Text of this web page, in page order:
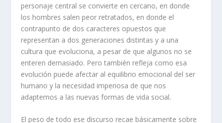
personaje central se convierte en cercano, en donde
los hombres salen peor retratados, en donde el
contrapunto de dos caracteres opuestos que
representan a dos generaciones distintas y a una
cultura que evoluciona, a pesar de que algunos no se
enteren demasiado. Pero también refleja como esa
evolución puede afectar al equilibrio emocional del ser
humano y la necesidad imperiosa de que nos
adaptemos a las nuevas formas de vida social.
El peso de todo ese discurso recae básicamente sobre